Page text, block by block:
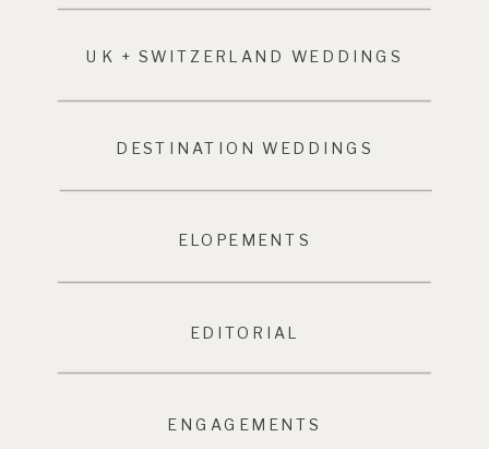
UK + SWITZERLAND WEDDINGS
DESTINATION WEDDINGS
ELOPEMENTS
EDITORIAL
ENGAGEMENTS